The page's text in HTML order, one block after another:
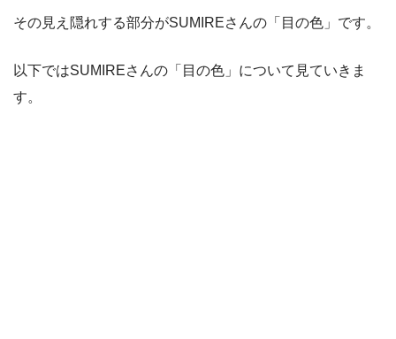
その見え隠れする部分がSUMIREさんの「目の色」です。
以下ではSUMIREさんの「目の色」について見ていきま
す。